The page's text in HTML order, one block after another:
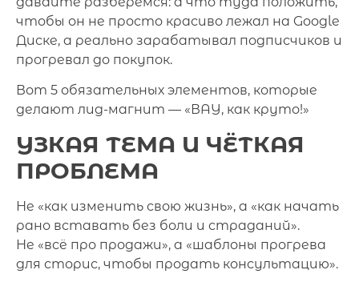
чтобы он не просто красиво лежал на Google
Диске, а реально зарабатывал подписчиков и
прогревал до покупок.
Вот 5 обязательных элементов, которые
делают лид-магнит — «ВАУ, как круто!»
УЗКАЯ ТЕМА И ЧЁТКАЯ
ПРОБЛЕМА
Не «как изменить свою жизнь», а «как начать
рано вставать без боли и страданий».
Не «всё про продажи», а «шаблоны прогрева
для сторис, чтобы продать консультацию».